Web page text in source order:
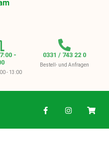
-
- 13:00
0331 / 743 22 0
Bestell- und Anfragen